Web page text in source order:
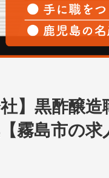
】黒酢醸
霧島市の